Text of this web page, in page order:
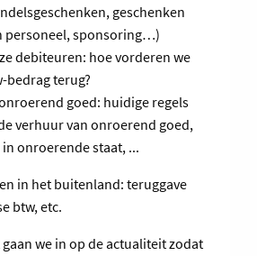
geschenken
personeel, sponsoring…)
debiteuren: hoe vorderen we
bedrag terug?
goed: huidige regels
verhuur van onroerend goed,
onroerende staat, ...
in het buitenland: teruggave
btw, etc.
we in op de actualiteit zodat